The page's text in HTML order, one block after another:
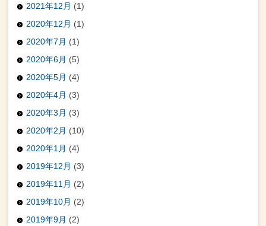
2021年12月 (1)
2020年12月 (1)
2020年7月 (1)
2020年6月 (5)
2020年5月 (4)
2020年4月 (3)
2020年3月 (3)
2020年2月 (10)
2020年1月 (4)
2019年12月 (3)
2019年11月 (2)
2019年10月 (2)
2019年9月 (2)